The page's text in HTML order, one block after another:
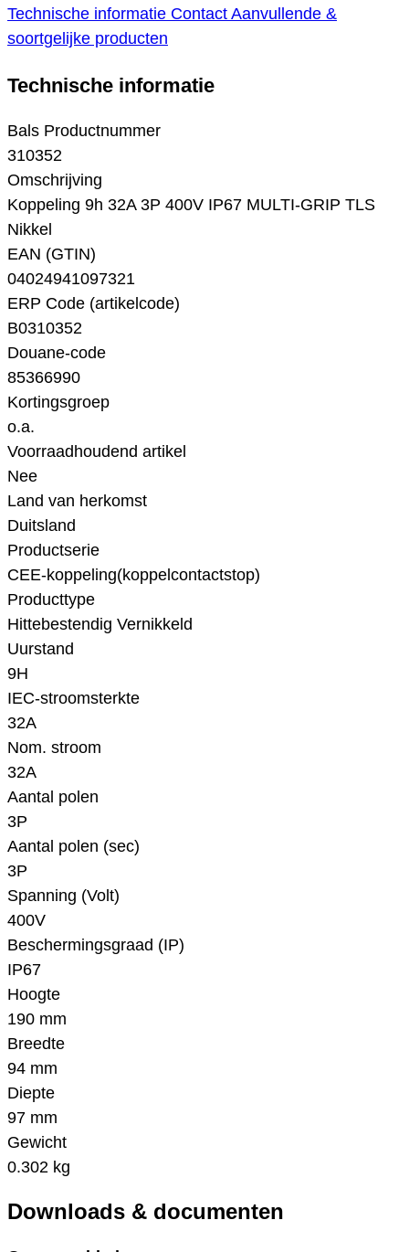
Technische informatie Contact Aanvullende &
soortgelijke producten
Technische informatie
Bals Productnummer
310352
Omschrijving
Koppeling 9h 32A 3P 400V IP67 MULTI-GRIP TLS
Nikkel
EAN (GTIN)
04024941097321
ERP Code (artikelcode)
B0310352
Douane-code
85366990
Kortingsgroep
o.a.
Voorraadhoudend artikel
Nee
Land van herkomst
Duitsland
Productserie
CEE-koppeling(koppelcontactstop)
Producttype
Hittebestendig Vernikkeld
Uurstand
9H
IEC-stroomsterkte
32A
Nom. stroom
32A
Aantal polen
3P
Aantal polen (sec)
3P
Spanning (Volt)
400V
Beschermingsgraad (IP)
IP67
Hoogte
190 mm
Breedte
94 mm
Diepte
97 mm
Gewicht
0.302 kg
Downloads & documenten